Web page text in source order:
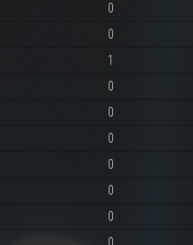
0
0
1
0
0
0
0
0
0